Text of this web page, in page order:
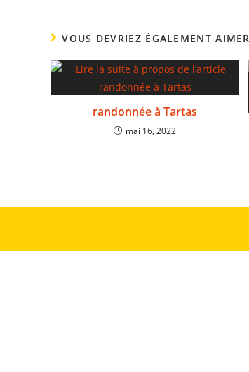
VOUS DEVRIEZ ÉGALEMENT AIMER
randonnée à Tartas
mai 16, 2022